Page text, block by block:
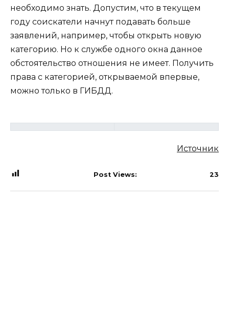
необходимо знать. Допустим, что в текущем
году соискатели начнут подавать больше
заявлений, например, чтобы открыть новую
категорию. Но к службе одного окна данное
обстоятельство отношения не имеет. Получить
права с категорией, открываемой впервые,
можно только в ГИБДД.
Источник
Post Views: 23